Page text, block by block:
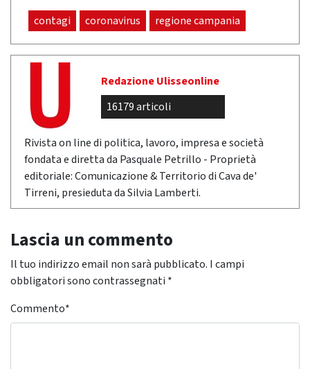
contagi coronavirus regione campania
Redazione Ulisseonline
16179 articoli
Rivista on line di politica, lavoro, impresa e società
fondata e diretta da Pasquale Petrillo - Proprietà
editoriale: Comunicazione & Territorio di Cava de'
Tirreni, presieduta da Silvia Lamberti.
Lascia un commento
Il tuo indirizzo email non sarà pubblicato. I campi
obbligatori sono contrassegnati *
Commento*